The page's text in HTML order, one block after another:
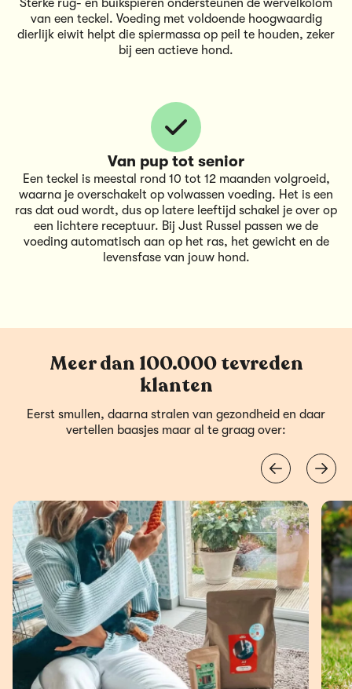
Sterke rug- en buikspieren ondersteunen de wervelkolom
van een teckel. Voeding met voldoende hoogwaardig
dierlijk eiwit helpt die spiermassa op peil te houden, zeker
bij een actieve hond.
Van pup tot senior
Een teckel is meestal rond 10 tot 12 maanden volgroeid,
waarna je overschakelt op volwassen voeding. Het is een
ras dat oud wordt, dus op latere leeftijd schakel je over op
een lichtere receptuur. Bij Just Russel passen we de
voeding automatisch aan op het ras, het gewicht en de
levensfase van jouw hond.
Meer dan 100.000 tevreden
klanten
Eerst smullen, daarna stralen van gezondheid en daar
vertellen baasjes maar al te graag over: